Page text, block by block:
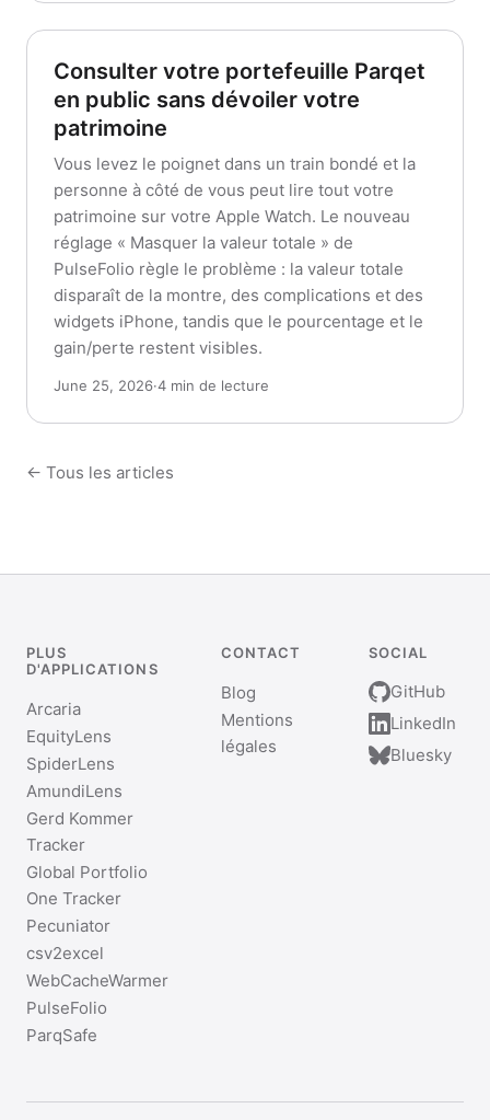
Consulter votre portefeuille Parqet
en public sans dévoiler votre
patrimoine
Vous levez le poignet dans un train bondé et la
personne à côté de vous peut lire tout votre
patrimoine sur votre Apple Watch. Le nouveau
réglage « Masquer la valeur totale » de
PulseFolio règle le problème : la valeur totale
disparaît de la montre, des complications et des
widgets iPhone, tandis que le pourcentage et le
gain/perte restent visibles.
June 25, 2026·4 min de lecture
← Tous les articles
PLUS
D'APPLICATIONS
Arcaria
EquityLens
SpiderLens
AmundiLens
Gerd Kommer
Tracker
Global Portfolio
One Tracker
Pecuniator
csv2excel
WebCacheWarmer
PulseFolio
ParqSafe
CONTACT
Blog
Mentions
légales
SOCIAL
GitHub
LinkedIn
Bluesky